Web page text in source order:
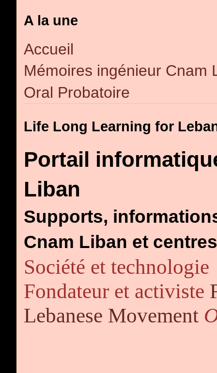
A la une
Accueil
Mémoires ingénieur Cnam
Oral Probatoire
Life Long Learning for
Portail
Liban
Supports,
Cnam Liban et
Société et technologie
Fondateur et activiste
Lebanese Movement